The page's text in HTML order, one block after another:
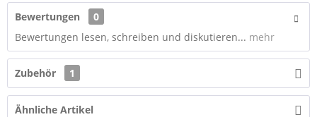
Bewertungen
0
Bewertungen lesen, schreiben und diskutieren... mehr
Zubehör 1
Ähnliche Artikel